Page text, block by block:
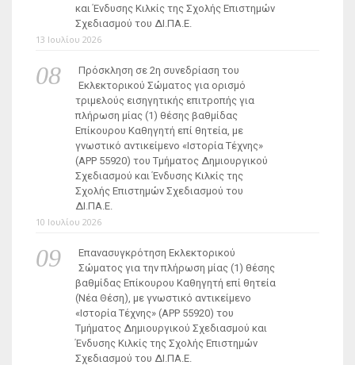
και Ένδυσης Κιλκίς της Σχολής Επιστημών
Σχεδιασμού του ΔΙ.ΠΑ.Ε.
13 Ιουλίου 2026
Πρόσκληση σε 2η συνεδρίαση του
Εκλεκτορικού Σώματος για ορισμό
τριμελούς εισηγητικής επιτροπής για
πλήρωση μίας (1) θέσης βαθμίδας
Επίκουρου Καθηγητή επί θητεία, με
γνωστικό αντικείμενο «Ιστορία Τέχνης»
(ΑΡΡ 55920) του Τμήματος Δημιουργικού
Σχεδιασμού και Ένδυσης Κιλκίς της
Σχολής Επιστημών Σχεδιασμού του
ΔΙ.ΠΑ.Ε.
10 Ιουλίου 2026
Επανασυγκρότηση Εκλεκτορικού
Σώματος για την πλήρωση μίας (1) θέσης
βαθμίδας Επίκουρου Καθηγητή επί θητεία
(Νέα Θέση), με γνωστικό αντικείμενο
«Ιστορία Τέχνης» (ΑΡΡ 55920) του
Τμήματος Δημιουργικού Σχεδιασμού και
Ένδυσης Κιλκίς της Σχολής Επιστημών
Σχεδιασμού του ΔΙ.ΠΑ.Ε.